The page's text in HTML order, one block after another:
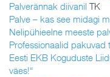
Palverännak diivanil TK
Palve – kas see midagi
Nelipühieelne meeste
Professionaalid pakuvad
Eesti EKB Koguduste
väes!“